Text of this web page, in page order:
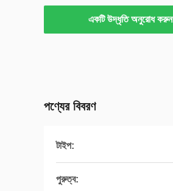
একটি উদ্ধৃতি অনুরোধ করুন
পণ্যের বিবরণ
টাইপ:
পুরুত্ব: